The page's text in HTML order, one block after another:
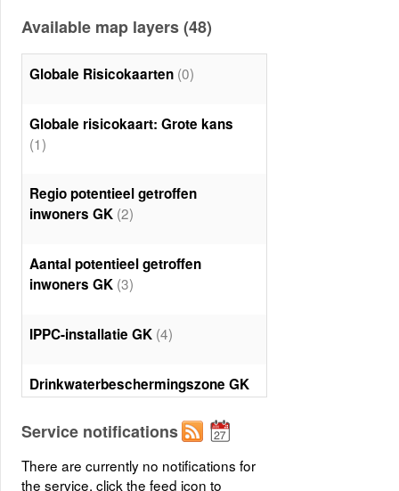
Available map layers (48)
Globale Risicokaarten (0)
Globale risicokaart: Grote kans
(1)
Regio potentieel getroffen
inwoners GK (2)
Aantal potentieel getroffen
inwoners GK (3)
IPPC-installatie GK (4)
Drinkwaterbeschermingszone GK
(5)
Service notifications
There are currently no notifications for
the service, click the feed icon to